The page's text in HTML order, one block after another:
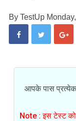
By TestUp
आपके पास
Note : इस टेस्ट को